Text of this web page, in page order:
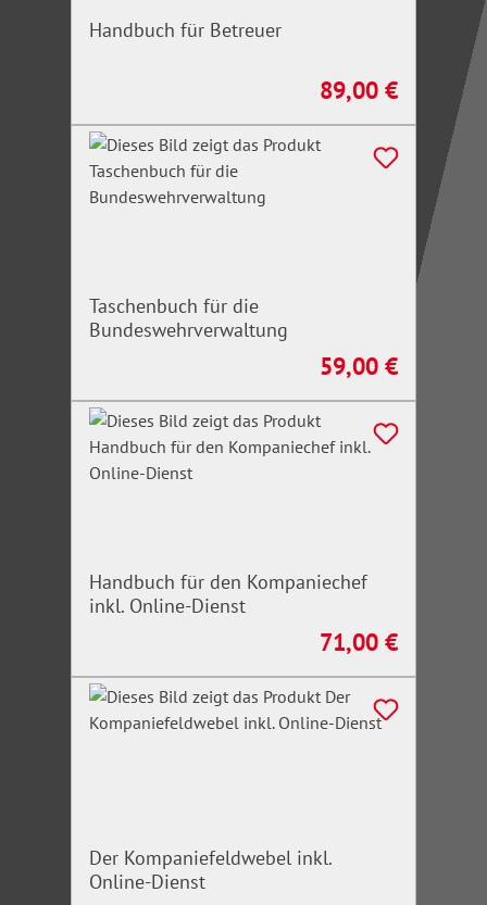
Handbuch für Betreuer
Regulärer Preis:
89,00 €
Taschenbuch für die
Bundeswehrverwaltung
Regulärer Preis:
59,00 €
Handbuch für den Kompaniechef
inkl. Online-Dienst
Regulärer Preis:
71,00 €
Der Kompaniefeldwebel inkl.
Online-Dienst